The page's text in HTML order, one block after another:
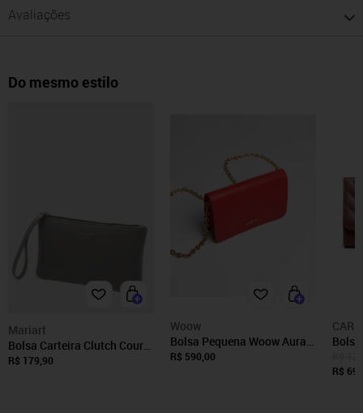
Avaliações
Do mesmo estilo
Mariart
Bolsa Carteira Clutch Couro
Mariart Cambuí Cinza
R$ 179,90
Woow
Bolsa Pequena Woow Aura
Couro Vermelho
R$ 590,00
R$